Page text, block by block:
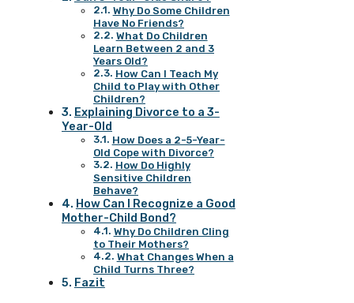
Why Do Some Children
Have No Friends?
What Do Children
Learn Between 2 and 3
Years Old?
How Can I Teach My
Child to Play with Other
Children?
Explaining Divorce to a 3-
Year-Old
How Does a 2-5-Year-
Old Cope with Divorce?
How Do Highly
Sensitive Children
Behave?
How Can I Recognize a Good
Mother-Child Bond?
Why Do Children Cling
to Their Mothers?
What Changes When a
Child Turns Three?
Fazit